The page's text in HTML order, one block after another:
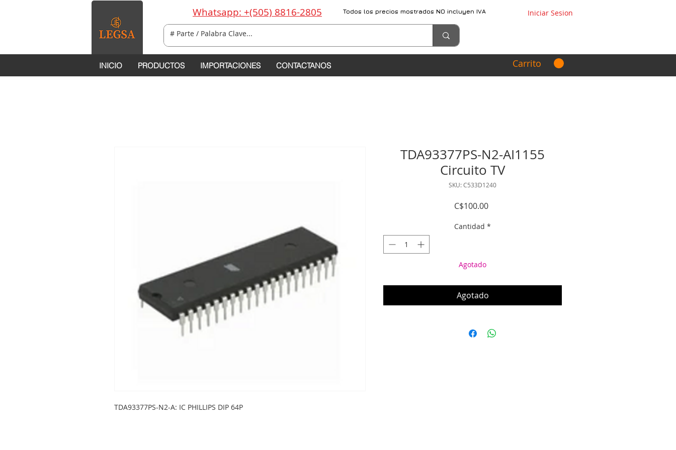
Whatsapp: +(505) 8816-2805 Todos los precios mostrados NO incluyen IVA Iniciar Sesion
INICIO PRODUCTOS IMPORTACIONES CONTACTANOS Carrito
TDA93377PS-N2-A: IC PHILLIPS DIP 64P
TDA93377PS-N2-AI1155
Circuito TV
SKU: C533D1240
C$100.00Precio
Cantidad *
Agotado
Agotado